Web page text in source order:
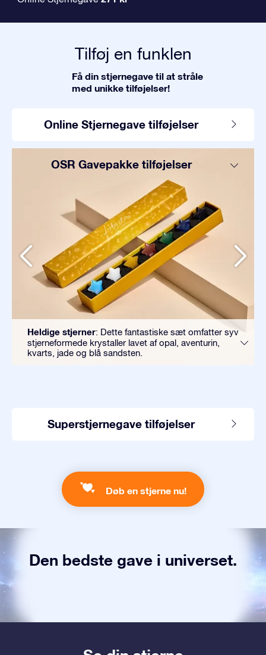
Tilføj en funklen
Få din stjernegave til at stråle
med unikke tilføjelser!
Online Stjernegave tilføjelser
OSR Gavepakke tilføjelser
Heldige stjerner: Dette fantastiske sæt omfatter syv
stjerneformede krystaller lavet af opal, aventurin,
kvarts, jade og blå sandsten.
Superstjernegave tilføjelser
Døb en stjerne nu!
Den bedste gave i universet.